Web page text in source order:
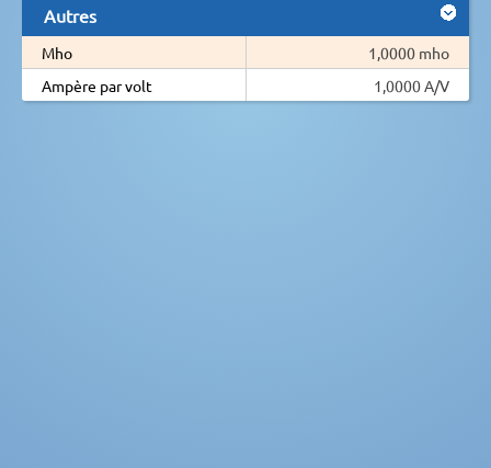
Autres
Mho
1,0000 mho
Ampère par volt
1,0000 A/V